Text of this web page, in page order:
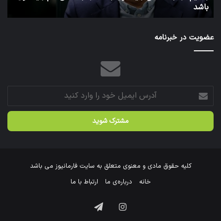
توئیت دکتر جهانپور مدیر سابق روابط عمومی وزارت بهداشت
عضویت در خبرنامه
آدرس
ایمیل
خود
وارد
کلیه حقوق مادی و معنوی متعلق به سایت فارمانیوز می باشد
خانه
درباره‌ی ما ارتباط با ما
اینستاگرام